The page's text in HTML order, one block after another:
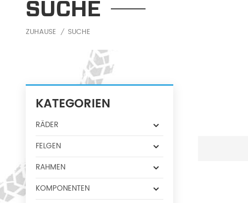
SUCHE
ZUHAUSE / SUCHE
KATEGORIEN
RÄDER
FELGEN
RAHMEN
KOMPONENTEN